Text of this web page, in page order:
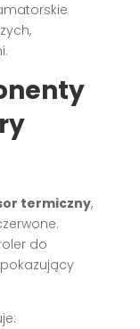
termiczny,
do